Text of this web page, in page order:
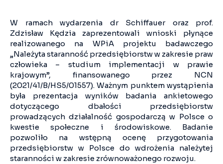
W ramach wydarzenia dr Schiffauer oraz prof.
Zdzisław Kędzia zaprezentowali wnioski płynące
realizowanego na WPiA projektu badawczego
„Należyta staranność przedsiębiorstw w zakresie praw
człowieka – studium implementacji w prawie
krajowym”, finansowanego przez NCN
(2021/41/B/HS5/01557). Ważnym punktem wystąpienia
była prezentacja wyników badania ankietowego
dotyczącego dbałości przedsiębiorstw
prowadzących działalność gospodarczą w Polsce o
kwestie społeczne i środowiskowe. Badanie
pozwoliło na wstępną ocenę przygotowania
przedsiębiorstw w Polsce do wdrożenia należytej
staranności w zakresie zrównoważonego rozwoju.